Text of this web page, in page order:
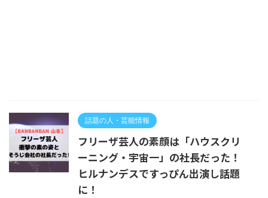
話題の人・芸能情報
フリーザ芸人の素顔は「ハウスクリ
ーニング・宇宙一」の社長だった！
ヒルナンデスですっぴん出演し話題
に！